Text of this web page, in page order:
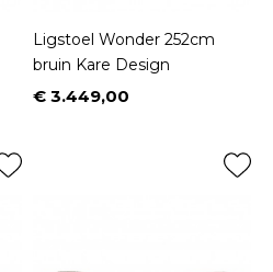
Ligstoel Wonder 252cm
bruin Kare Design
Prijs
€ 3.449,00